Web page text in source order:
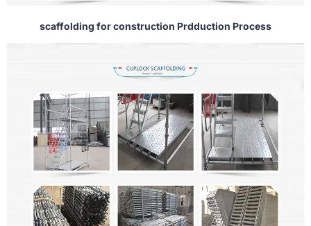
scaffolding for construction Prdduction Process